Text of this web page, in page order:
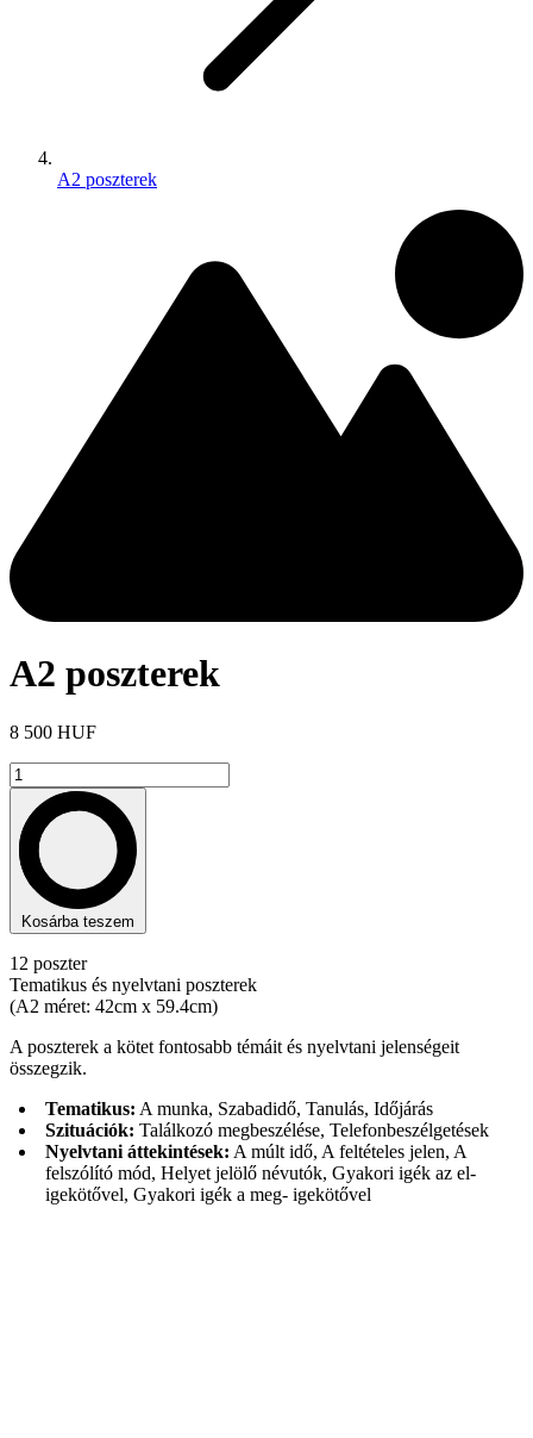
A2 poszterek
A2 poszterek
8 500 HUF
Kosárba teszem
12 poszter
Tematikus és nyelvtani poszterek
(A2 méret: 42cm x 59.4cm)
A poszterek a kötet fontosabb témáit és nyelvtani jelenségeit
összegzik.
Tematikus: A munka, Szabadidő, Tanulás, Időjárás
Szituációk: Találkozó megbeszélése, Telefonbeszélgetések
Nyelvtani áttekintések: A múlt idő, A feltételes jelen, A
felszólító mód, Helyet jelölő névutók, Gyakori igék az el-
igekötővel, Gyakori igék a meg- igekötővel